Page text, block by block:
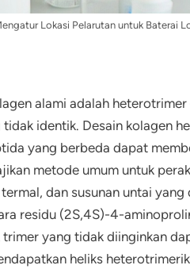
Lokasi Pelarutan untuk Baterai
alami adalah
identik. Desain kolagen
yang berbeda dapat
metode umum untuk
dan susunan untai
residu (2S,4S)-4-
yang tidak diinginkan
heliks